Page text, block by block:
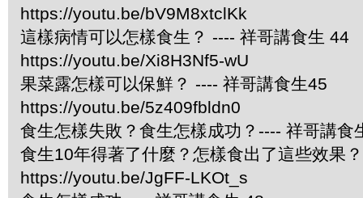
https://youtu.be/bV9M8xtclKk
這樣病情可以怎樣食生？ ---- 祥哥講食生 44
https://youtu.be/Xi8H3Nf5-wU
果菜露怎樣可以保鮮？ ---- 祥哥講食生45
https://youtu.be/5z409fbldn0
食生怎樣失敗？食生怎樣成功？---- 祥哥講食
食生10年得著了什麼？怎樣食出了這些效果
https://youtu.be/JgFF-LKOt_s